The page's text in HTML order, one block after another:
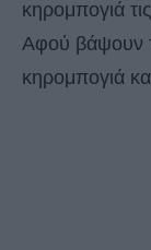
κηρομπογιά
Αφού βάψουν
κηρομπογιά